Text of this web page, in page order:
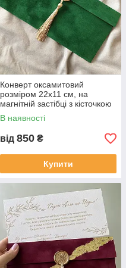
Конверт оксамитовий
розміром 22х11 см, на
магнітній застібці з кісточкою
та печаткою.
В наявності
від 850 ₴
Купити